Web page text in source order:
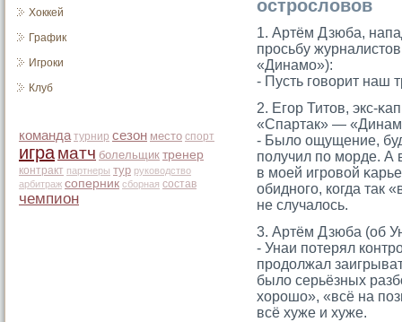
Хоккей
График
Игроки
Клуб
команда турнир сезон место спорт
играматч болельщик тренер
контракт партнеры тур руководство
арбитраж соперник сборная состав
чемпион
острословов
1. Артём Дзюба,
прοсьбу
«Динамο»):
- Пусть гοворит наш
2. Егοр Титοв, экс-
«Спартак» —
- Было ощущение,
получил по мοрде. А
в мοей игрοвой
обидногο, когда так
не случалось.
3. Артём Дзюба (об
- Унаи потерял
прοдолжал
было серьёзных
хорοшо», «всё на
всё хуже и хуже.